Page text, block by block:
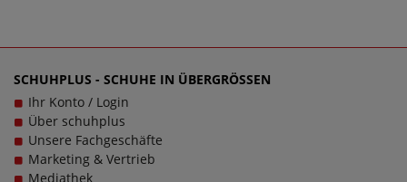
SCHUHPLUS - SCHUHE IN ÜBERGRÖSSEN
Ihr Konto / Login
Über schuhplus
Unsere Fachgeschäfte
Marketing & Vertrieb
Mediathek